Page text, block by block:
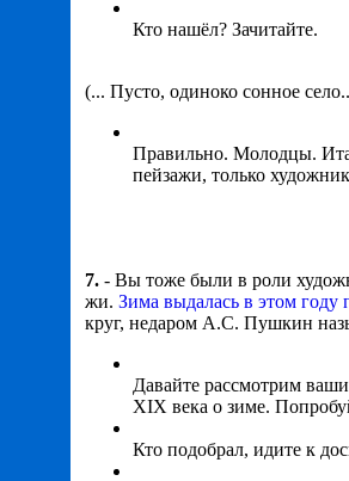
Кто нашёл? Зачитайте.
(... Пусто, одиноко сонное
Правильно. Молодцы.
пейзажи, только
7. - Вы тоже были в роли
жи. Зима выдалась в этом году
круг, недаром А.С. Пушкин
Давайте рассмотрим
XIX века о зиме.
Кто подобрал, идите к